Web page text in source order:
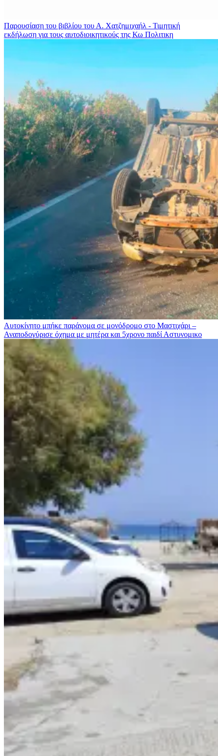
Παρουσίαση του βιβλίου του Α. Χατζημιχαήλ - Τιμητική
εκδήλωση για τους αυτοδιοικητικούς της Κω Πολιτικη
Αυτοκίνητο μπήκε παράνομα σε μονόδρομο στο Μαστιχάρι –
Αναποδογύρισε όχημα με μητέρα και 5χρονο παιδί Αστυνομικο